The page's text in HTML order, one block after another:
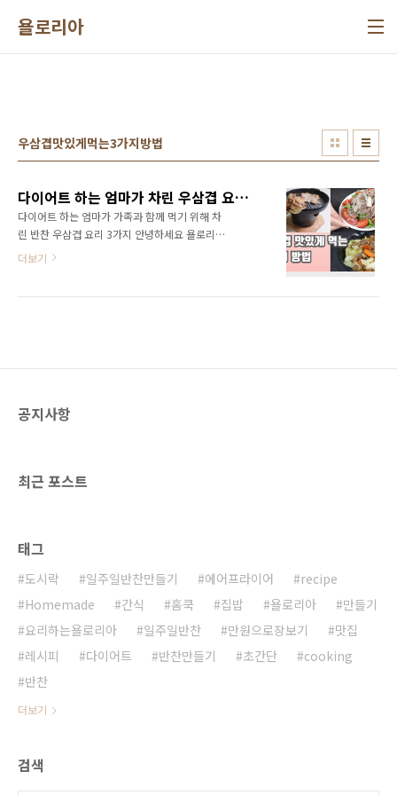
욜로리아
우삼겹맛있게먹는3가지방법
다이어트 하는 엄마가 차린 우삼겹 요리 3가지 샐러드 야채볶음 주먹밥
다이어트 하는 엄마가 가족과 함께 먹기 위해 차
린 반찬 우삼겹 요리 3가지 안녕하세요 욜로리아
입니다. 다이어트 혼자 하는 것도 힘든데 가족 밥
파, 굴소스, 후추 고기와 채소로 배부르게 먹는
더보기
공지사항
최근 포스트
태그
도시락 일주일반찬만들기 에어프라이어
recipe
Homemade
간식 홈쿡 집밥 욜로리아
만들기
요리하는욜로리아
일주일반찬 만원으로장보기
맛집
레시피
다이어트 반찬만들기 초간단
cooking
반찬
더보기
검색